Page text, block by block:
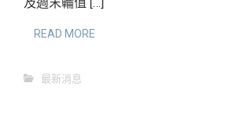
READ MORE
最新消息